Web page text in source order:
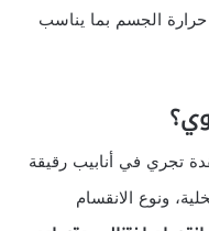
الجسم بما يناسب
تجري في أنابيب رقيقة
ونوع الانقسام